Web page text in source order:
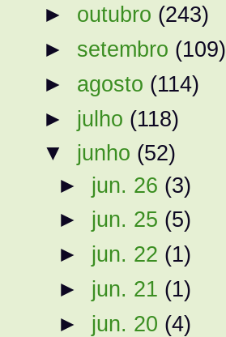
► outubro (243)
► setembro (109)
► agosto (114)
► julho (118)
▼ junho (52)
► jun. 26 (3)
► jun. 25 (5)
► jun. 22 (1)
► jun. 21 (1)
► jun. 20 (4)